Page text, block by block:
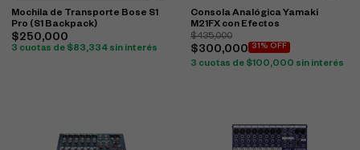
Mochila de Transporte Bose S1
Pro (S1 Backpack)
$250,000
3 cuotas de $83,334 sin interés
Consola Analógica Yamaki
M21FX con Efectos
$435,000
$300,000 31% OFF
3 cuotas de $100,000 sin interés